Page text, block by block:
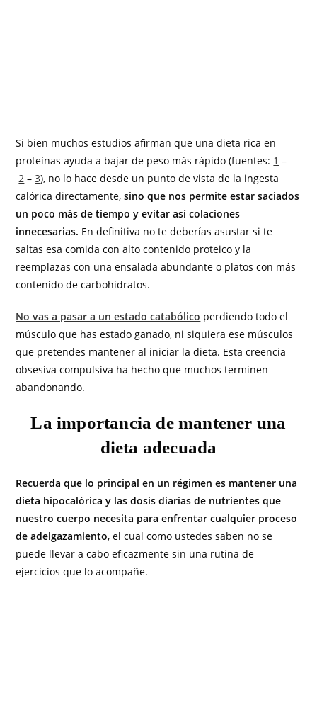
Si bien muchos estudios afirman que una dieta rica en
proteínas ayuda a bajar de peso más rápido (fuentes: 1 –
2 –3), no lo hace desde un punto de vista de la ingesta
calórica directamente,sino que nos permite estar saciados
un poco más de tiempo y evitar así colaciones
innecesarias. En definitiva no te deberías asustar si te
saltas esa comida con alto contenido proteico y la
reemplazas con una ensalada abundante o platos con más
contenido de carbohidratos.
No vas a pasar a un estado catabólico perdiendo todo el
músculo que has estado ganado, ni siquiera ese músculos
que pretendes mantener al iniciar la dieta. Esta creencia
obsesiva compulsiva ha hecho que muchos terminen
abandonando.
La importancia de mantener una
dieta adecuada
Recuerda que lo principal en un régimen es mantener una
dieta hipocalórica y las dosis diarias de nutrientes que
nuestro cuerpo necesita para enfrentar cualquier proceso
de adelgazamiento, el cual como ustedes saben no se
puede llevar a cabo eficazmente sin una rutina de
ejercicios que lo acompañe.